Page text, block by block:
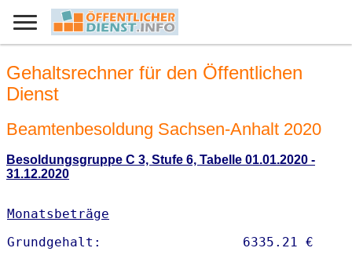
Gehaltsrechner für den Öffentlichen
Dienst
Beamtenbesoldung Sachsen-Anhalt 2020
Besoldungsgruppe C 3, Stufe 6, Tabelle 01.01.2020 -
31.12.2020
Monatsbeträge